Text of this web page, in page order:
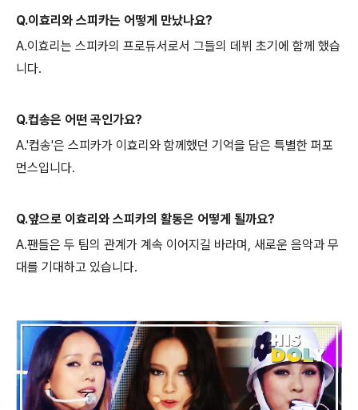
Q.이효리와 스피카는 어떻게 만났나요?
A.이효리는 스피카의 프로듀서로서 그들의 데뷔 초기에 함께 했습
니다.
Q.컵송은 어떤 곡인가요?
A.'컵송'은 스피카가 이효리와 함께했던 기억을 담은 특별한 퍼포
먼스입니다.
Q.앞으로 이효리와 스피카의 활동은 어떻게 될까요?
A.팬들은 두 팀의 관계가 계속 이어지길 바라며, 새로운 음악과 무
대를 기대하고 있습니다.